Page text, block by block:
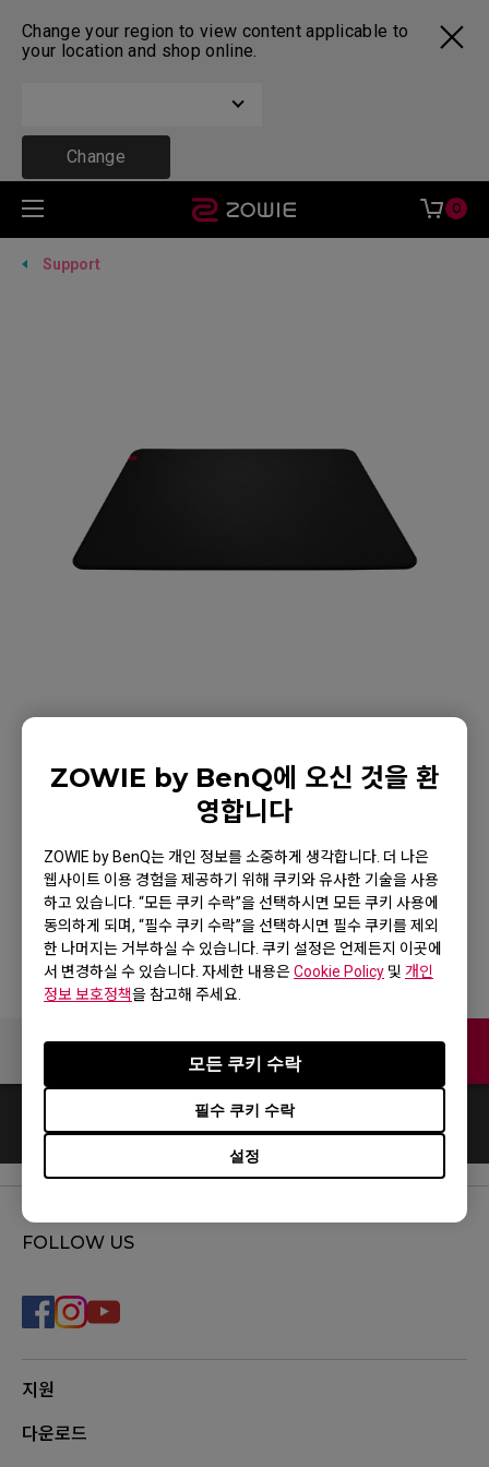
Change your region to view content applicable to
your location and shop online.
Change
ZOWIE by BenQ에 오신 것을 환
영합니다
ZOWIE by BenQ는 개인 정보를 소중하게 생각합니다. 더 나은
웹사이트 이용 경험을 제공하기 위해 쿠키와 유사한 기술을 사용
하고 있습니다. “모든 쿠키 수락”을 선택하시면 모든 쿠키 사용에
동의하게 되며, “필수 쿠키 수락”을 선택하시면 필수 쿠키를 제외
한 나머지는 거부하실 수 있습니다. 쿠키 설정은 언제든지 이곳에
서 변경하실 수 있습니다. 자세한 내용은Cookie Policy 및 개인
정보 보호정책을 참고해 주세요.
설정
필수 쿠키 수락
모든 쿠키 수락
0
Support
조위 e스포츠 게이밍 마우스
패드 G-SR II
제품으로 돌아가기
FOLLOW US
지원
다운로드